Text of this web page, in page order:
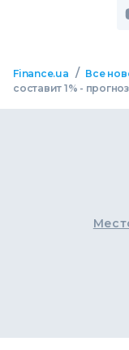
Finance.ua / Все
составит 1% - прогноз